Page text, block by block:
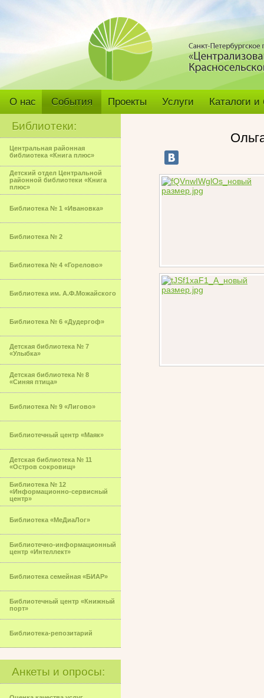
О нас События Проекты Услуги Каталоги
Библиотеки:
Центральная районная
библиотека «Книга плюс»
Детский отдел Центральной
районной библиотеки «Книга
плюс»
Библиотека № 1 «Ивановка»
Библиотека № 2
Библиотека № 4 «Горелово»
Библиотека им. А.Ф.Можайского
Библиотека № 6 «Дудергоф»
Детская библиотека № 7
«Улыбка»
Детская библиотека № 8
«Синяя птица»
Библиотека № 9 «Лигово»
Библиотечный центр «Маяк»
Детская библиотека № 11
«Остров сокровищ»
Библиотека № 12
«Информационно-сервисный
центр»
Библиотека «МеДиаЛог»
Библиотечно-информационный
центр «Интеллект»
Библиотека семейная «БИАР»
Библиотечный центр «Книжный
порт»
Библиотека-репозитарий
Анкеты и опросы: